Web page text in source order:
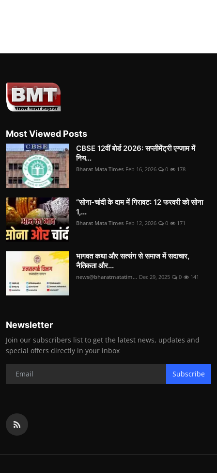
Most Viewed Posts
CBSE 12वीं बोर्ड 2026: सप्लीमेंट्री एग्जाम में
निय...
Bharat Mata Times Feb 16, 2026 0 178
“सोना-चांदी के दाम में गिरावट: 12 फरवरी को सोना
1,...
Bharat Mata Times Feb 12, 2026 0 171
भागवत कथा और सत्संग से समाज में सदाचार,
नैतिकता और...
news@bharatmatatim... Dec 29, 2025 0 141
Newsletter
Join our subscribers list to get the latest news, updates and
special offers directly in your inbox
Subscribe